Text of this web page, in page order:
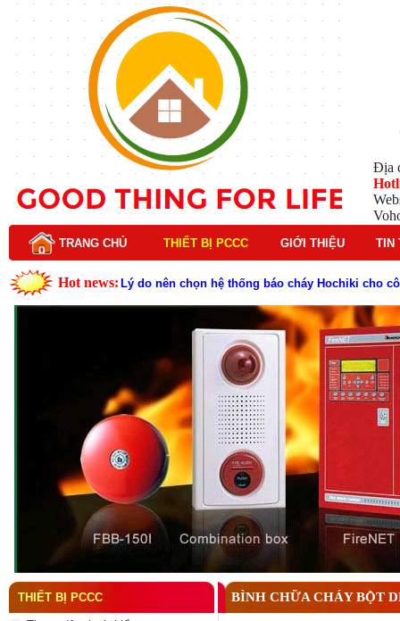
Địa
TRANG CHỦ THIẾT BỊ PCCC GIỚI THIỆU TIN
Hot news: Lý do nên chọn hệ thống báo cháy Hochiki cho
Cấu tạo và nguyên lý hoạt động của báo cháy
Tìm hiểu chi tiết về hệ thống báo cháy Horing
Các loại thang dây thoát hiểm phổ biến trên thị
Thang dây thoát hiểm có tác dụng gì trong tình
Cấu tạo đầu phun chữa cháy trong hệ thống
Kim thu sét là gì? Cấu tạo, nguyên lý hoạt động
Đầu phun chữa cháy là gì và nguyên lý hoạt động
Đầu phun chữa cháy là gì ? Tìm hiểu chi tiết từ A-
THIẾT BỊ PCCC BÌNH CHỮA CHÁY BỘT